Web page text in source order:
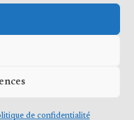
de confidentialité
tous droits